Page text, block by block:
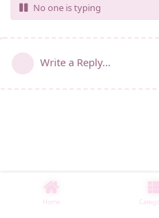
No one is typing
Write a Reply...
Home